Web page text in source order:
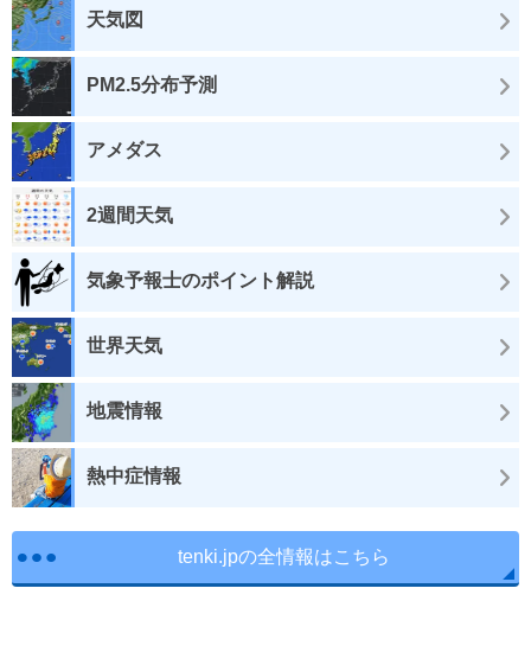
天気図
PM2.5分布予測
アメダス
2週間天気
気象予報士のポイント解説
世界天気
地震情報
熱中症情報
tenki.jpの全情報はこちら